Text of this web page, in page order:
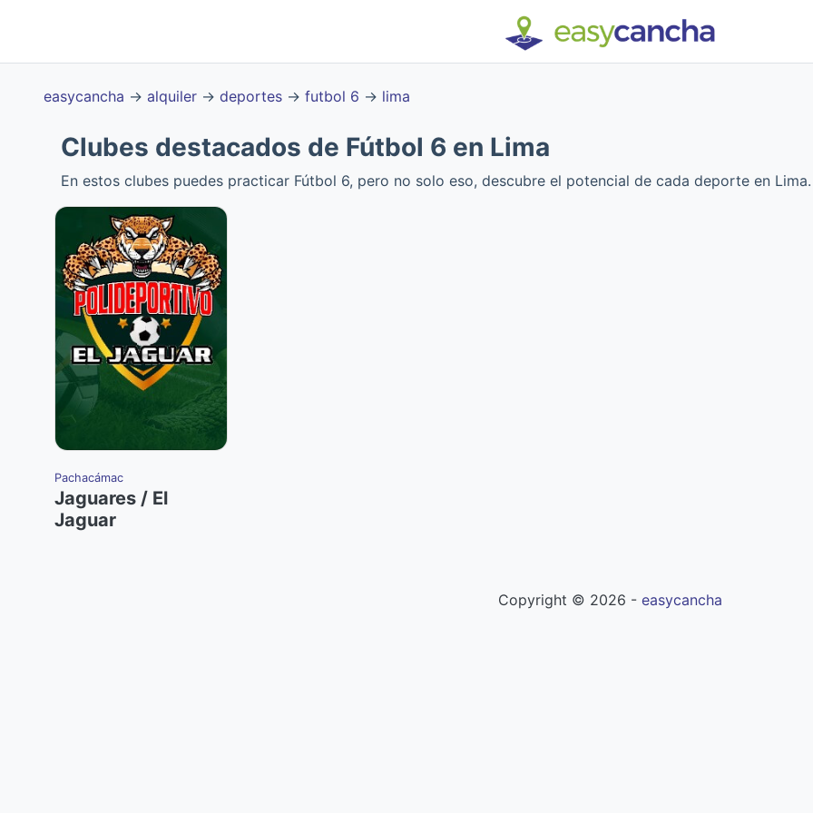
easycancha → alquiler → deportes → futbol 6 → lima
Pachacámac
Jaguares / El
Jaguar
Clubes destacados de Fútbol 6 en Lima
En estos clubes puedes practicar Fútbol 6, pero no solo eso, descubre el potencial de cada deporte en Lima.
Copyright © 2026 - easycancha